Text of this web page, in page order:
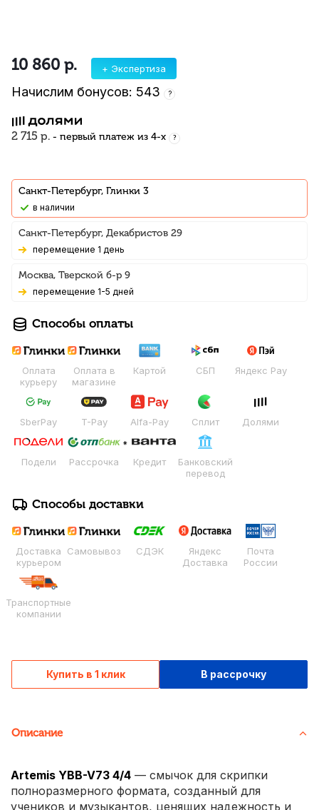
10 860 р. + Экспертиза
Начислим бонусов: 543 ?
2 715 р. - первый платеж из 4-х ?
Санкт-Петербург, Глинки 3
В наличии
Санкт-Петербург, Декабристов 29
Перемещение 1 день
Москва, Тверской б-р 9
Перемещение 1-5 дней
Способы оплаты
Оплата
курьеру
Оплата в
магазине
Картой СБП Яндекс Pay
SberPay T-Pay Alfa-Pay Сплит Долями
Подели Рассрочка Кредит
Банковский
перевод
Способы доставки
Доставка
курьером
Самовывоз СДЭК
Яндекс
Доставка
Почта
России
Транспортные
компании
Купить в 1 клик В рассрочку
Описание
Artemis YBB-V73 4/4 — смычок для скрипки
полноразмерного формата, созданный для
учеников и музыкантов, ценящих надежность и